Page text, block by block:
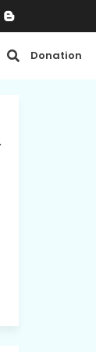
Donation